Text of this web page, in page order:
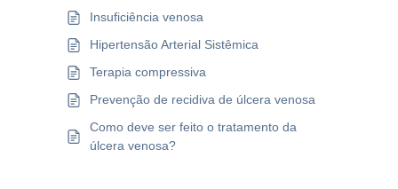
Insuficiência venosa
Hipertensão Arterial Sistêmica
Terapia compressiva
Prevenção de recidiva de úlcera venosa
Como deve ser feito o tratamento da
úlcera venosa?